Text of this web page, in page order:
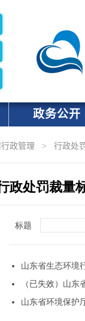
政务公开
政管理 > 行政处